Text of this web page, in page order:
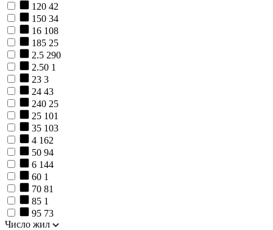
120 42
150 34
16 108
185 25
2.5 290
2.50 1
23 3
24 43
240 25
25 101
35 103
4 162
50 94
6 144
60 1
70 81
85 1
95 73
Число жил